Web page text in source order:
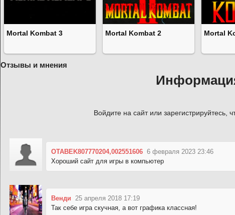
Mortal Kombat 3 Mortal Kombat 2 Mortal
Отзывы и мнения
Войдите на сайт или зарегистрируйтесь,
OTABEK807770204,002551606 6 февраля 2023 23:46
Хороший сайт для игры в компьютер
Венди 25 апреля 2018 17:19
Так себе игра скучная, а вот графика классная!